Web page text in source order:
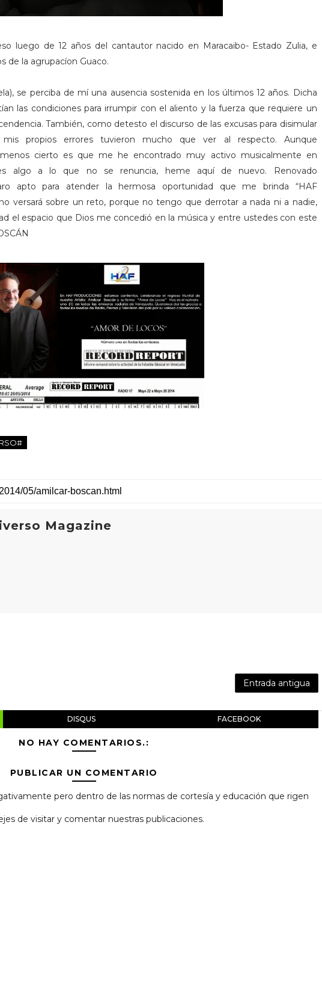
luego de 12 años del cantautor nacido en Maracaibo- Estado Zulia, e
de la agrupacíon Guaco.
se perciba de mí una ausencia sostenida en los últimos 12 años. Dicha
las condiciones para irrumpir con el aliento y la fuerza que requiere un
También, como detesto el discurso de las excusas para disimular
mis propios errores tuvieron mucho que ver al respecto. Aunque
menos cierto es que me he encontrado muy activo musicalmente en
algo a lo que no se renuncia, heme aquí de nuevo. Renovado
apto para atender la hermosa oportunidad que me brinda “HAF
versará sobre un reto, porque no tengo que derrotar a nada ni a nadie,
el espacio que Dios me concedió en la música y entre ustedes con este
Magazine
Entrada antigua
DISQUS FACEBOOK
NO HAY COMENTARIOS.:
PUBLICAR UN COMENTARIO
pero dentro de las normas de cortesía y educación que rigen
de visitar y comentar nuestras publicaciones.